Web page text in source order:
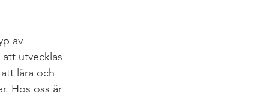
av
utvecklas
lära och
Hos oss är